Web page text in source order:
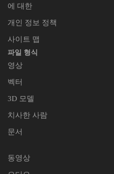
에 대한
개인 정보 정책
사이트 맵
파일 형식
영상
벡터
3D 모델
치사한 사람
문서
동영상